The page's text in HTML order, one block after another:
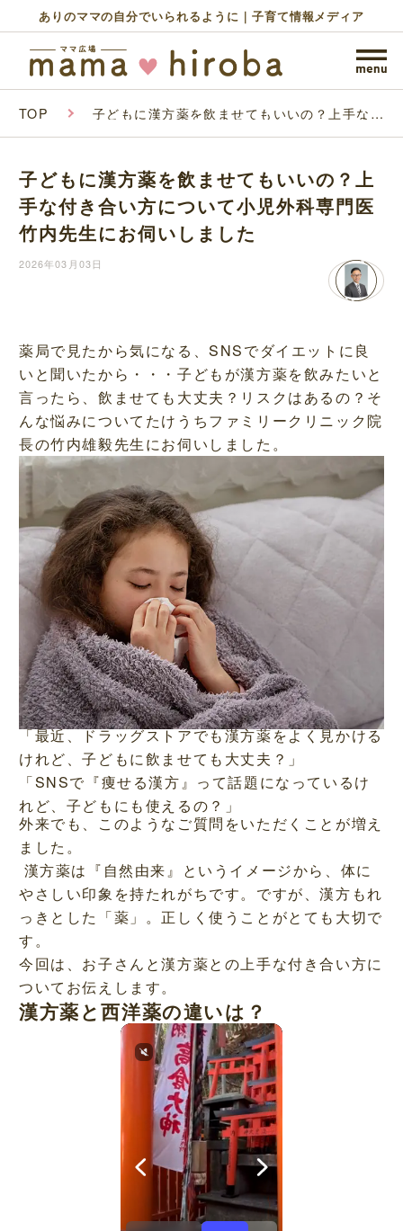
ありのママの自分でいられるように｜子育て情報メディア
TOP 子どもに漢方薬を飲ませてもいいの？上手な付
伺いしました
子どもに漢方薬を飲ませてもいいの？上
手な付き合い方について小児外科専門医
竹内先生にお伺いしました
2026年03月03日
薬局で見たから気になる、SNSでダイエットに良
いと聞いたから・・・子どもが漢方薬を飲みたいと
言ったら、飲ませても大丈夫？リスクはあるの？そ
んな悩みについてたけうちファミリークリニック院
長の竹内雄毅先生にお伺いしました。
「最近、ドラッグストアでも漢方薬をよく見かける
けれど、子どもに飲ませても大丈夫？」
「SNSで『痩せる漢方』って話題になっているけ
れど、子どもにも使えるの？」
外来でも、このようなご質問をいただくことが増え
ました。
漢方薬は『自然由来』というイメージから、体に
やさしい印象を持たれがちです。ですが、漢方もれ
っきとした「薬」。正しく使うことがとても大切で
す。
今回は、お子さんと漢方薬との上手な付き合い方に
ついてお伝えします。
漢方薬と西洋薬の違いは？